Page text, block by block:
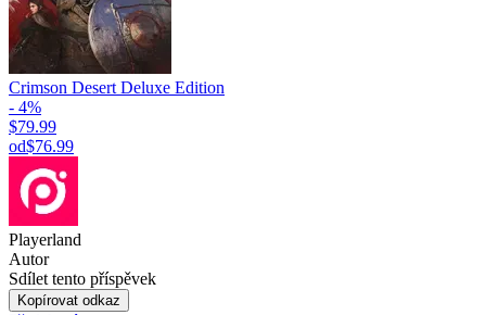
Crimson Desert Deluxe Edition
- 4%
$79.99
od$76.99
Playerland
Autor
Sdílet tento příspěvek
Kopírovat odkaz